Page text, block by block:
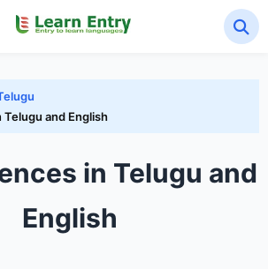
and English
in Telugu and
English